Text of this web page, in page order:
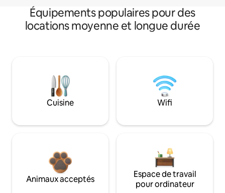
Équipements populaires pour des
locations moyenne et longue durée
Cuisine Wifi
Animaux acceptés
Espace de travail
pour ordinateur